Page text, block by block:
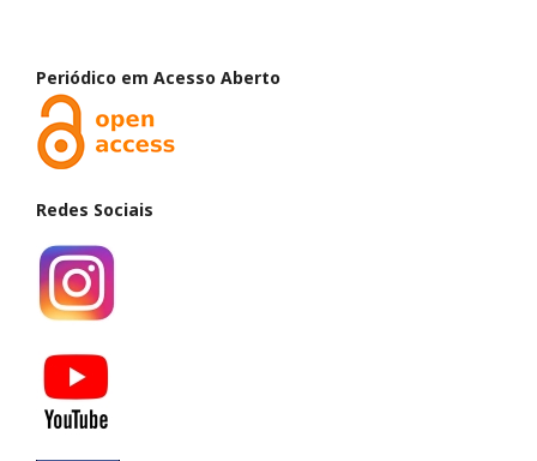
Periódico em Acesso Aberto
Redes Sociais